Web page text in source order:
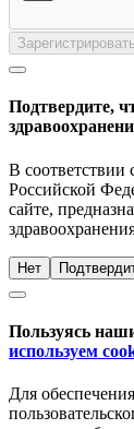
Подтвердите,
В соответствии
Российской
сайте,
Нет
Пользуясь
используем
Для